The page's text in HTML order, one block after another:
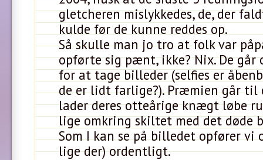
gletcheren mislykkedes, de, der
kulde før de kunne reddes op.
Så skulle man jo tro at folk var
opførte sig pænt, ikke? Nix. De går
for at tage billeder (selfies er
de er lidt farlige?). Præmien går til
lader deres otteårige knægt løbe
lige omkring skiltet med det døde
Som I kan se på billedet opfører vi
lige der) ordentligt.